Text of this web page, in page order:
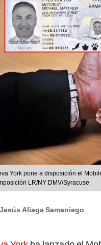
York pone a disposición el
LR/NY DMV/Syracuse
Jesús Aliaga Samaniego